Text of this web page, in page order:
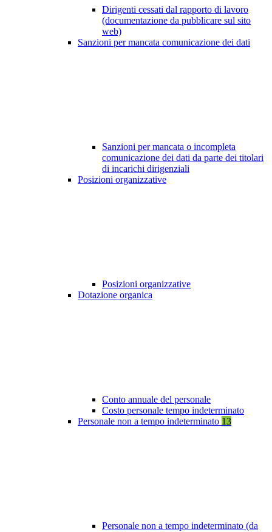
Dirigenti cessati dal rapporto di lavoro
(documentazione da pubblicare sul sito
web)
Sanzioni per mancata comunicazione dei dati
Sanzioni per mancata o incompleta
comunicazione dei dati da parte dei titolari
di incarichi dirigenziali
Posizioni organizzative
Posizioni organizzative
Dotazione organica
Conto annuale del personale
Costo personale tempo indeterminato
Personale non a tempo indeterminato 13
Personale non a tempo indeterminato (da